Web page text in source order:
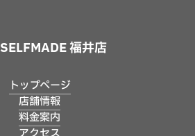
SELFMADE 福井店
トップページ
店舗情報
料金案内